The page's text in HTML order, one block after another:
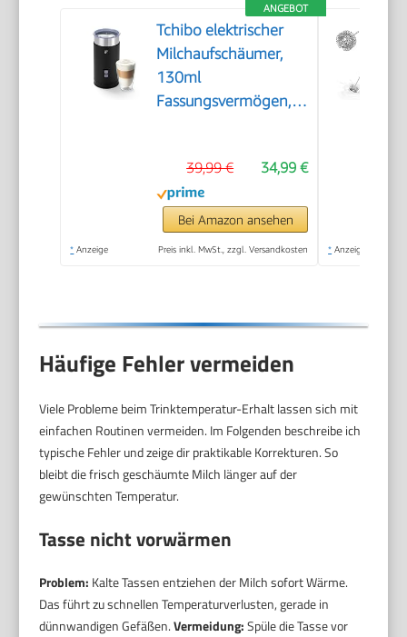
ANGEBOT
Tchibo elektrischer
Milchaufschäumer,
130ml
Fassungsvermögen,
Antihaftbeschichtung,
warmer und kalter
Milchschaum, für
Latte Macchiato,
34,99 €
39,99 €
Bei Amazon ansehen
* Anzeige Preis inkl. MwSt., zzgl. Versandkosten * Anzeige
Häufige Fehler vermeiden
Viele Probleme beim Trinktemperatur-Erhalt lassen sich mit
einfachen Routinen vermeiden. Im Folgenden beschreibe ich
typische Fehler und zeige dir praktikable Korrekturen. So
bleibt die frisch geschäumte Milch länger auf der
gewünschten Temperatur.
Tasse nicht vorwärmen
Problem: Kalte Tassen entziehen der Milch sofort Wärme.
Das führt zu schnellen Temperaturverlusten, gerade in
dünnwandigen Gefäßen.Vermeidung:Spüle die Tasse vor